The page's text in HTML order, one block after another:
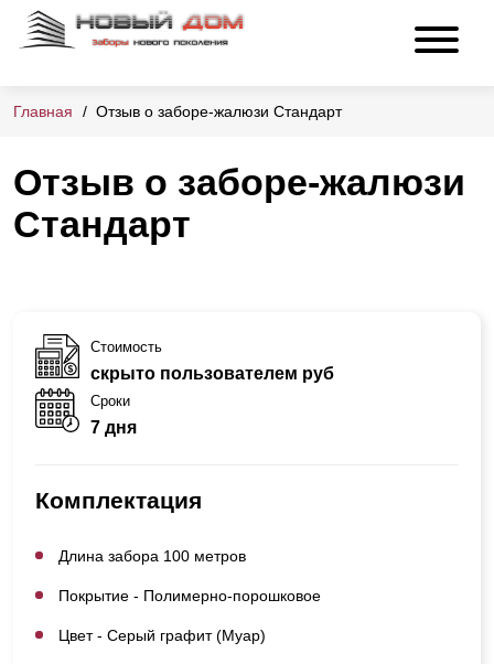
Главная Отзыв о заборе-жалюзи Стандарт
Отзыв о заборе-жалюзи
Стандарт
Стоимость
скрыто пользователем руб
Сроки
7 дня
Комплектация
Длина забора 100 метров
Покрытие - Полимерно-порошковое
Цвет - Серый графит (Муар)